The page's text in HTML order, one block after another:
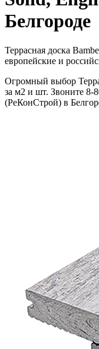
Белгороде
Террасная доска
европейские и
Огромный выбор
за м2 и шт. Звоните
(РеКонСтрой) в